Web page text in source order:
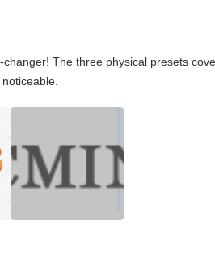
The three physical presets